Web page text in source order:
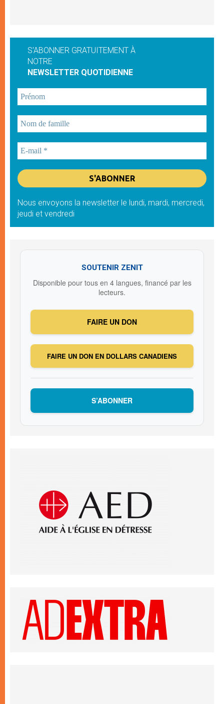
S'ABONNER GRATUITEMENT À
NOTRE
NEWSLETTER QUOTIDIENNE
Nous envoyons la newsletter le lundi, mardi, mercredi,
jeudi et vendredi
SOUTENIR ZENIT
Disponible pour tous en 4 langues, financé par les
lecteurs.
FAIRE UN DON
FAIRE UN DON EN DOLLARS CANADIENS
S’ABONNER